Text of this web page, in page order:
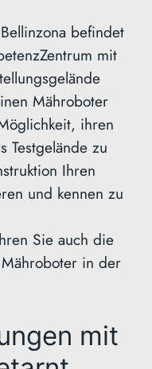
befindet
mit
Mähroboter
ihren
Testgelände zu
Ihren
und kennen zu
Sie auch die
in der
mit